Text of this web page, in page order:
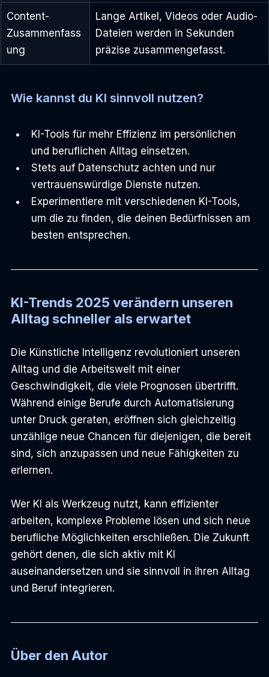
Content-
Zusammenfass
ung
Lange Artikel, Videos oder Audio-
Dateien werden in Sekunden
präzise zusammengefasst.
Wie kannst du KI sinnvoll nutzen?
KI-Tools für mehr Effizienz im persönlichen
und beruflichen Alltag einsetzen.
Stets auf Datenschutz achten und nur
vertrauenswürdige Dienste nutzen.
Experimentiere mit verschiedenen KI-Tools,
um die zu finden, die deinen Bedürfnissen am
besten entsprechen.
KI-Trends 2025 verändern unseren
Alltag schneller als erwartet
Die Künstliche Intelligenz revolutioniert unseren
Alltag und die Arbeitswelt mit einer
Geschwindigkeit, die viele Prognosen übertrifft.
Während einige Berufe durch Automatisierung
unter Druck geraten, eröffnen sich gleichzeitig
unzählige neue Chancen für diejenigen, die bereit
sind, sich anzupassen und neue Fähigkeiten zu
erlernen.
Wer KI als Werkzeug nutzt, kann effizienter
arbeiten, komplexe Probleme lösen und sich neue
berufliche Möglichkeiten erschließen. Die Zukunft
gehört denen, die sich aktiv mit KI
auseinandersetzen und sie sinnvoll in ihren Alltag
und Beruf integrieren.
Über den Autor